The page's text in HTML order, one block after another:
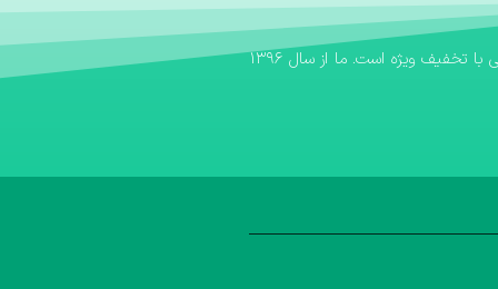
اگر به دنبال یک بانک کتاب مطمئن برای تهیه منابع آموزشی خود هستید، بانک کتاب آوا سریع‌ترین مسیر برای خرید کتاب کمک درسی و خرید کتاب درسی با تخفیف ویژه است. ما از سال ۱۳۹۶